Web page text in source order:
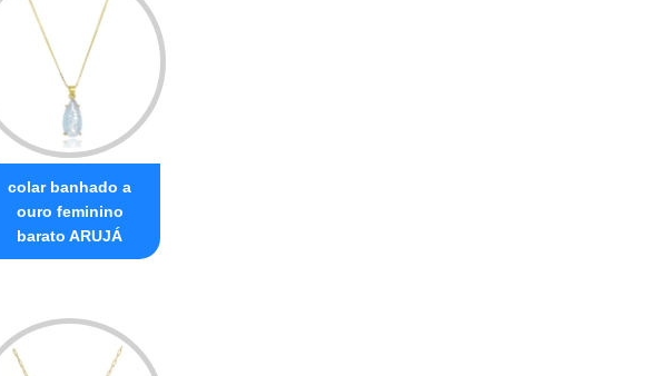
colar banhado a
ouro feminino
barato ARUJÁ